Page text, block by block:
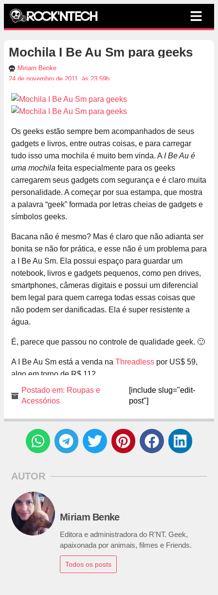
Mochila I Be Au Sm para geeks
Miriam Benke
24 de novembro de 2011, às 23:59h
Os geeks estão sempre bem acompanhados de seus
gadgets e livros, entre outras coisas, e para carregar
tudo isso uma mochila é muito bem vinda. A I Be Au é
uma mochila feita especialmente para os geeks
carregarem seus gadgets com segurança e é claro muita
personalidade. A começar por sua estampa, que mostra
a palavra “geek” formada por letras cheias de gadgets e
símbolos geeks.
Bacana não é mesmo? Mas é claro que não adianta ser
bonita se não for prática, e esse não é um problema para
a I Be Au Sm. Ela possui espaço para guardar um
notebook, livros e gadgets pequenos, como pen drives,
smartphones, câmeras digitais e possui um diferencial
bem legal para quem carrega todas essas coisas que
não podem ser danificadas. Ela é super resistente a
água.
É, parece que passou no controle de qualidade geek. 🙂
A I Be Au Sm está a venda na Threadless por US$ 59,
algo em torno de R$ 112.
Postado em: Roupas e
Acessórios
[include slug="edit-
post"]
AUTOR
Miriam Benke
Editora e administradora do R'NT. Geek,
apaixonada por animais, filmes e Friends.
Todos os posts